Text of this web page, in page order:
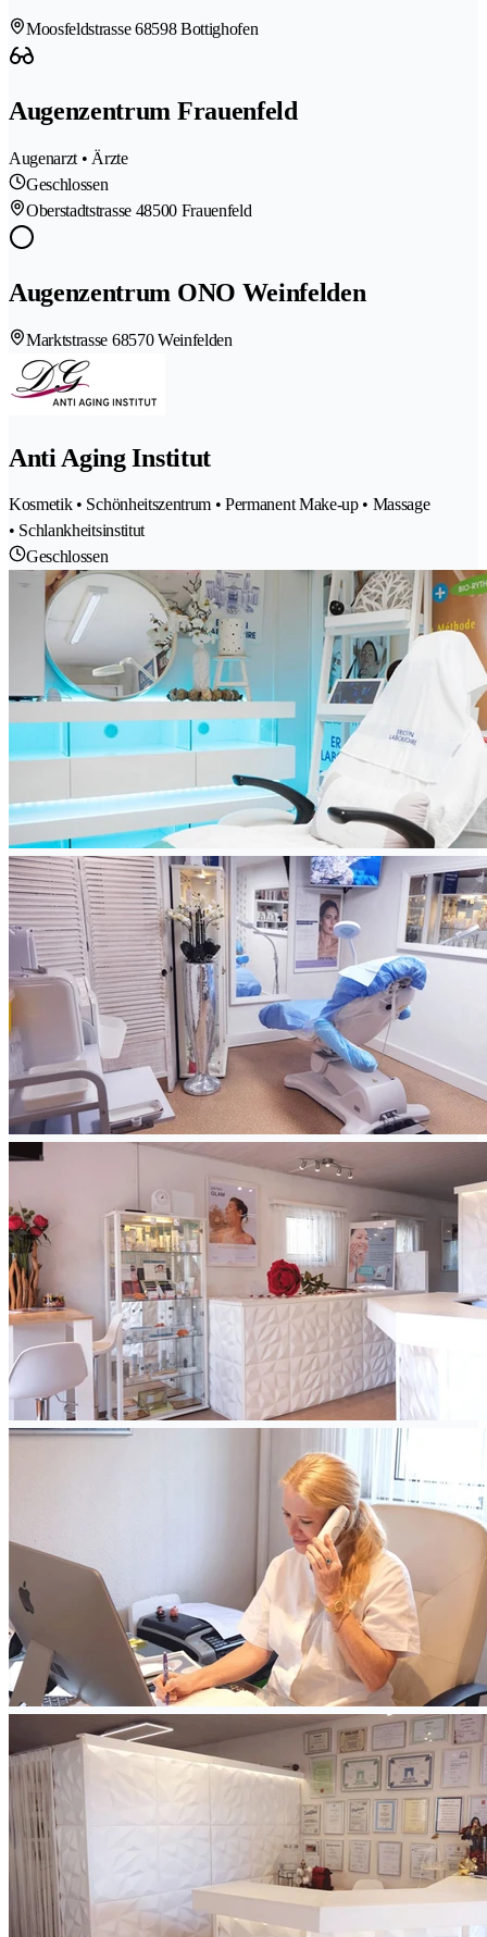
Moosfeldstrasse 68598 Bottighofen
Augenzentrum Frauenfeld
Augenarzt • Ärzte
Geschlossen
Oberstadtstrasse 48500 Frauenfeld
Augenzentrum ONO Weinfelden
Marktstrasse 68570 Weinfelden
Anti Aging Institut
Kosmetik • Schönheitszentrum • Permanent Make-up • Massage
• Schlankheitsinstitut
Geschlossen